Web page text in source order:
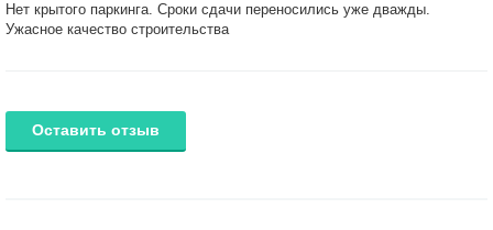
Нет крытого паркинга. Сроки сдачи переносились уже дважды.
Ужасное качество строительства
Оставить отзыв